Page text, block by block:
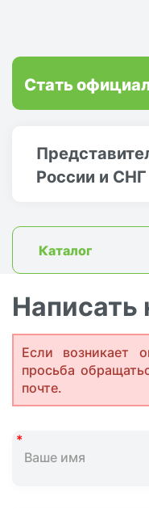
России и СНГ
Стать
Каталог
Написать
Если возникает
просьба
почте.